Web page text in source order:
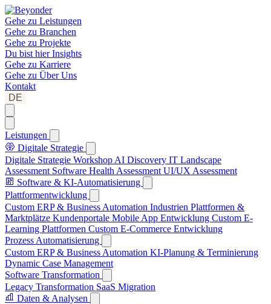
Gehe zu Leistungen
Gehe zu Branchen
Gehe zu Projekte
Du bist hierInsights
Gehe zu Karriere
Gehe zu Über Uns
Kontakt
DE
Leistungen
Digitale Strategie
Digitale Strategie Workshop AI Discovery IT Landscape
Assessment Software Health Assessment UI/UX Assessment
Software & KI-Automatisierung
Plattformentwicklung
Custom ERP & Business Automation Industrien Plattformen &
Marktplätze Kundenportale Mobile App Entwicklung Custom E-
Learning Plattformen Custom E-Commerce Entwicklung
Prozess Automatisierung
Custom ERP & Business Automation KI-Planung & Terminierung
Dynamic Case Management
Software Transformation
Legacy Transformation SaaS Migration
Daten & Analysen